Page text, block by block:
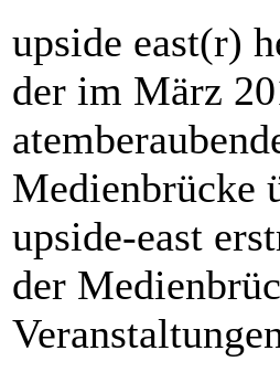
upside east(r)
der im März
Medienbrücke
upside-east
der